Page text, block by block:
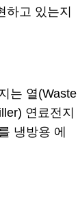
하고 있는지